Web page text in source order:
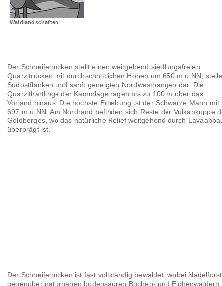
Glossar
Waldlandschaften
Der Schneifelrücken stellt einen weitgehend siedlungsfreien
Quarzitrücken mit durchschnittlichen Höhen um 650 m ü.NN,
Südostflanken und sanft geneigten Nordwesthängen dar. Die
Quarzithärtlinge der Kammlage ragen bis zu 100 m über das
Vorland hinaus. Die höchste Erhebung ist der Schwarze Mann mit
697 m ü.NN. Am Nordrand befinden sich Reste der Vulkankuppe
Goldberges, wo das natürliche Relief weitgehend durch
überprägt ist.
Der Schneifelrücken ist fast vollständig bewaldet, wobei Nadelforst
gegenüber naturnahen bodensauren Buchen- und Eichenwäldern